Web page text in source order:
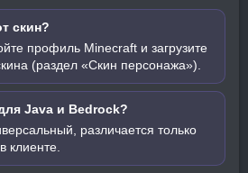
скин?
профиль Minecraft и загрузите
(раздел «Скин персонажа»).
Java и Bedrock?
различается только
клиенте.